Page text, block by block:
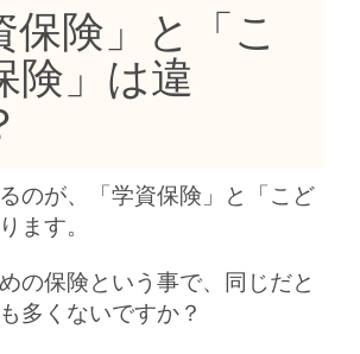
保険」と「こ
険」は違
のが、「学資保険」と「こど
ます。
の保険という事で、同じだと
多くないですか？